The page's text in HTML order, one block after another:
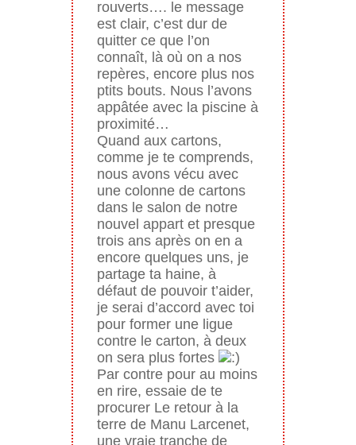
rouverts…. le message
est clair, c’est dur de
quitter ce que l’on
connaît, là où on a nos
repères, encore plus nos
ptits bouts. Nous l’avons
appâtée avec la piscine à
proximité…
Quand aux cartons,
comme je te comprends,
nous avons vécu avec
une colonne de cartons
dans le salon de notre
nouvel appart et presque
trois ans après on en a
encore quelques uns, je
partage ta haine, à
défaut de pouvoir t’aider,
je serai d’accord avec toi
pour former une ligue
contre le carton, à deux
on sera plus fortes
Par contre pour au moins
en rire, essaie de te
procurer Le retour à la
terre de Manu Larcenet,
une vraie tranche de